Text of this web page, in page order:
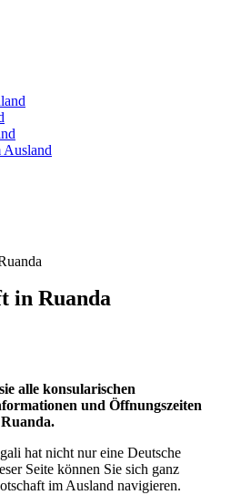
Ausland
in Ruanda
alle konsularischen
und Öffnungszeiten
hat nicht nur eine Deutsche
Seite können Sie sich ganz
im Ausland navigieren.